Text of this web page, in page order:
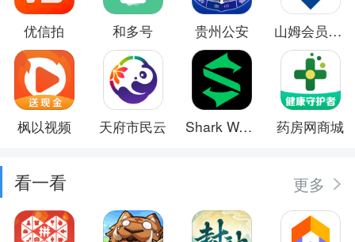
优信拍 和多号 贵州公安 山姆会员商店
枫以视频 天府市民云 Shark Wear 药房网商城
看一看 更多